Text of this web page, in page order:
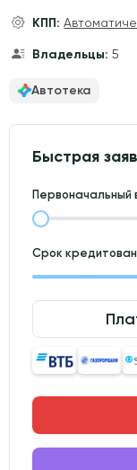
КПП:
Владельцы: 5
Автотека
Быстрая
Первоначальный
Срок